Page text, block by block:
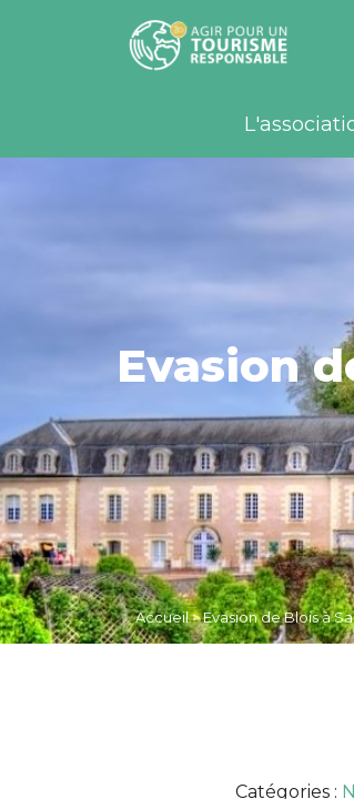
Evasion
Accueil>Evasion de Blois à
Catégories :